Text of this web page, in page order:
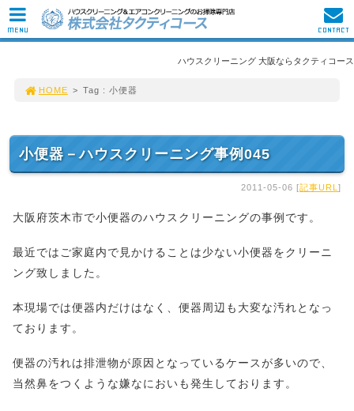
ハウスクリーニング 大阪ならタクティコース
HOME > Tag : 小便器
小便器－ハウスクリーニング事例045
2011-05-06 [記事URL ]
大阪府茨木市で小便器のハウスクリーニングの事例です。
最近ではご家庭内で見かけることは少ない小便器をクリーニ
ング致しました。
本現場では便器内だけはなく、便器周辺も大変な汚れとなっ
ております。
便器の汚れは排泄物が原因となっているケースが多いので、
当然鼻をつくような嫌なにおいも発生しております。
MENU CONTACT